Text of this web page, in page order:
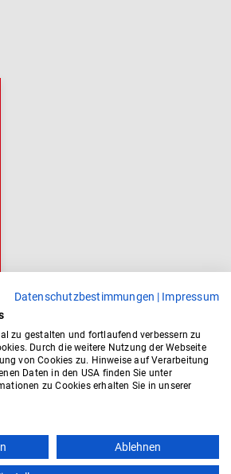
Datenschutzbestimmungen | Impressum
zu gestalten und fortlaufend verbessern zu
Durch die weitere Nutzung der Webseite
von Cookies zu. Hinweise auf Verarbeitung
Daten in den USA finden Sie unter
zu Cookies erhalten Sie in unserer
Ablehnen